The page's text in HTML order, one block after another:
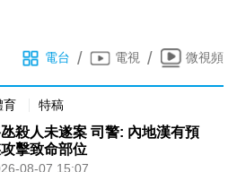
電台 / 電視 / 微視頻
育 特稿
殺人未遂案 司警: 內地漢有預
擊致命部位
08-07 15:07